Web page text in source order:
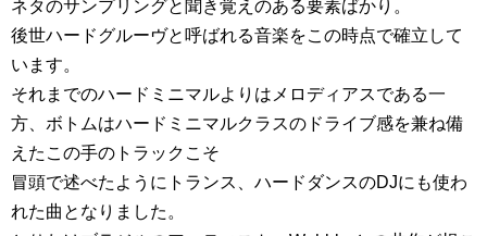
ネタのサンプリングと聞き覚えのある要素ばかり。
後世ハードグルーヴと呼ばれる音楽をこの時点で確立して
います。
それまでのハードミニマルよりはメロディアスである一
方、ボトムはハードミニマルクラスのドライブ感を兼ね備
えたこの手のトラックこそ
冒頭で述べたようにトランス、ハードダンスのDJにも使わ
れた曲となりました。